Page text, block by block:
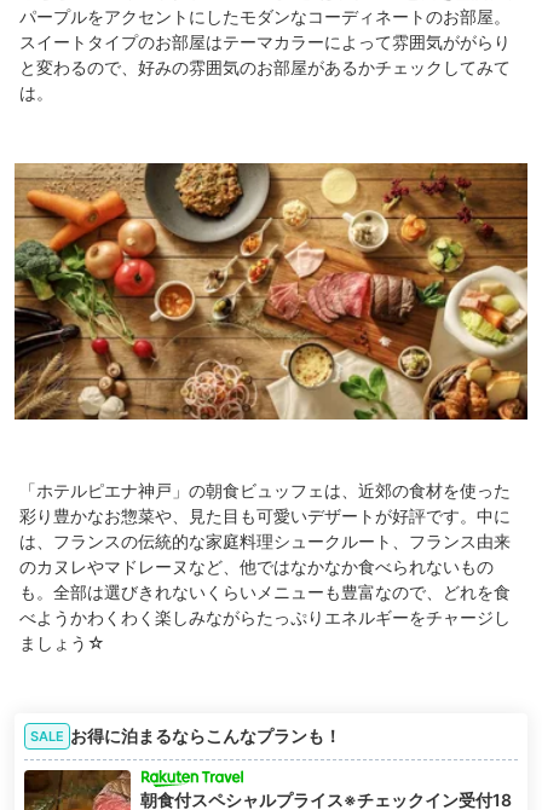
パープルをアクセントにしたモダンなコーディネートのお部屋。
スイートタイプのお部屋はテーマカラーによって雰囲気ががらり
と変わるので、好みの雰囲気のお部屋があるかチェックしてみて
は。
「ホテルピエナ神戸」の朝食ビュッフェは、近郊の食材を使った
彩り豊かなお惣菜や、見た目も可愛いデザートが好評です。中に
は、フランスの伝統的な家庭料理シュークルート、フランス由来
のカヌレやマドレーヌなど、他ではなかなか食べられないもの
も。全部は選びきれないくらいメニューも豊富なので、どれを食
べようかわくわく楽しみながらたっぷりエネルギーをチャージし
ましょう☆
SALE お得に泊まるならこんなプランも！
朝食付スペシャルプライス※チェックイン受付18